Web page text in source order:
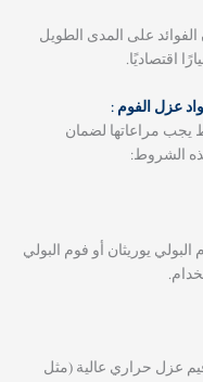
الفوائد على المدى الطويل
اقتصاديًا.
عزل الفوم :
يجب مراعاتها لضمان
الشروط:
يوريثان أو فوم البولي
عزل حراري عالية (مثل